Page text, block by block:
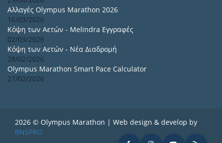
Αλλαγές Olympus Marathon 2026
16/03/2026
Κόψη των Αετών - Melindra Εγγραφές
02/03/2026
Κόψη των Αετών - Νέα Διαδρομή
28/02/2026
Olympus Marathon Smart Pace Calculator
27/02/2026
2026 © Olympus Marathon | Web design & develop by
BNSPRO